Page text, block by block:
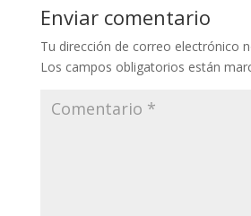
Enviar comentario
Tu dirección de correo electrónico
Los campos obligatorios están